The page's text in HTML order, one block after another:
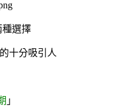
種選擇
十分吸引人
」